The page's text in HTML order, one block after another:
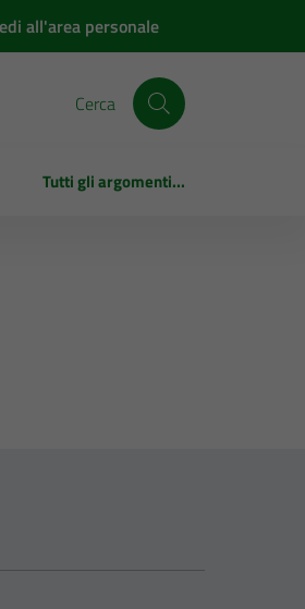
all'area personale
Cerca
Tutti gli argomenti...